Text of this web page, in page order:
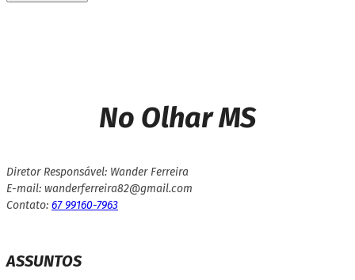
No Olhar MS
Diretor Responsável: Wander Ferreira
E-mail: wanderferreira82@gmail.com
Contato: 67 99160-7963
ASSUNTOS